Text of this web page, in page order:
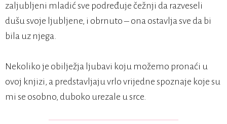
zaljubljeni mladić sve podređuje čežnji da razveseli
dušu svoje ljubljene, i obrnuto – ona ostavlja sve da bi
bila uz njega.
Nekoliko je obilježja ljubavi koju možemo pronaći u
ovoj knjizi, a predstavljaju vrlo vrijedne spoznaje koje su
mi se osobno, duboko urezale u srce.